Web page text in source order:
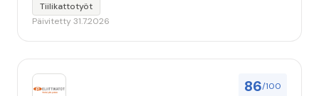
Tiilikattotyöt
Päivitetty 31.7.2026
86/100